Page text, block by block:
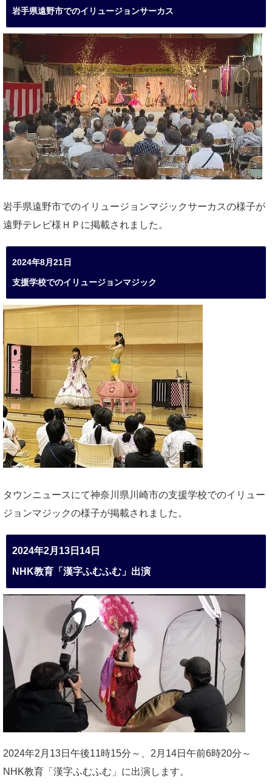
岩手県遠野市でのイリュージョンサーカス
岩手県遠野市でのイリュージョンマジックサーカスの様子が
遠野テレビ様ＨＰに掲載されました。
2024年8月21日
支援学校でのイリュージョンマジック
タウンニュースにて神奈川県川崎市の支援学校でのイリュー
ジョンマジックの様子が掲載されました。
2024年2月13日14日
NHK教育「漢字ふむふむ」出演
2024年2月13日午後11時15分～、2月14日午前6時20分～
NHK教育「漢字ふむふむ」に出演します。